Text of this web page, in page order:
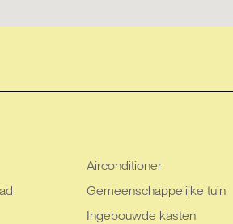
Airconditioner
Gemeenschappelijke tuin
Ingebouwde kasten